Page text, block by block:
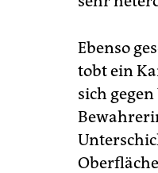
Ebenso
tobt ein
sich